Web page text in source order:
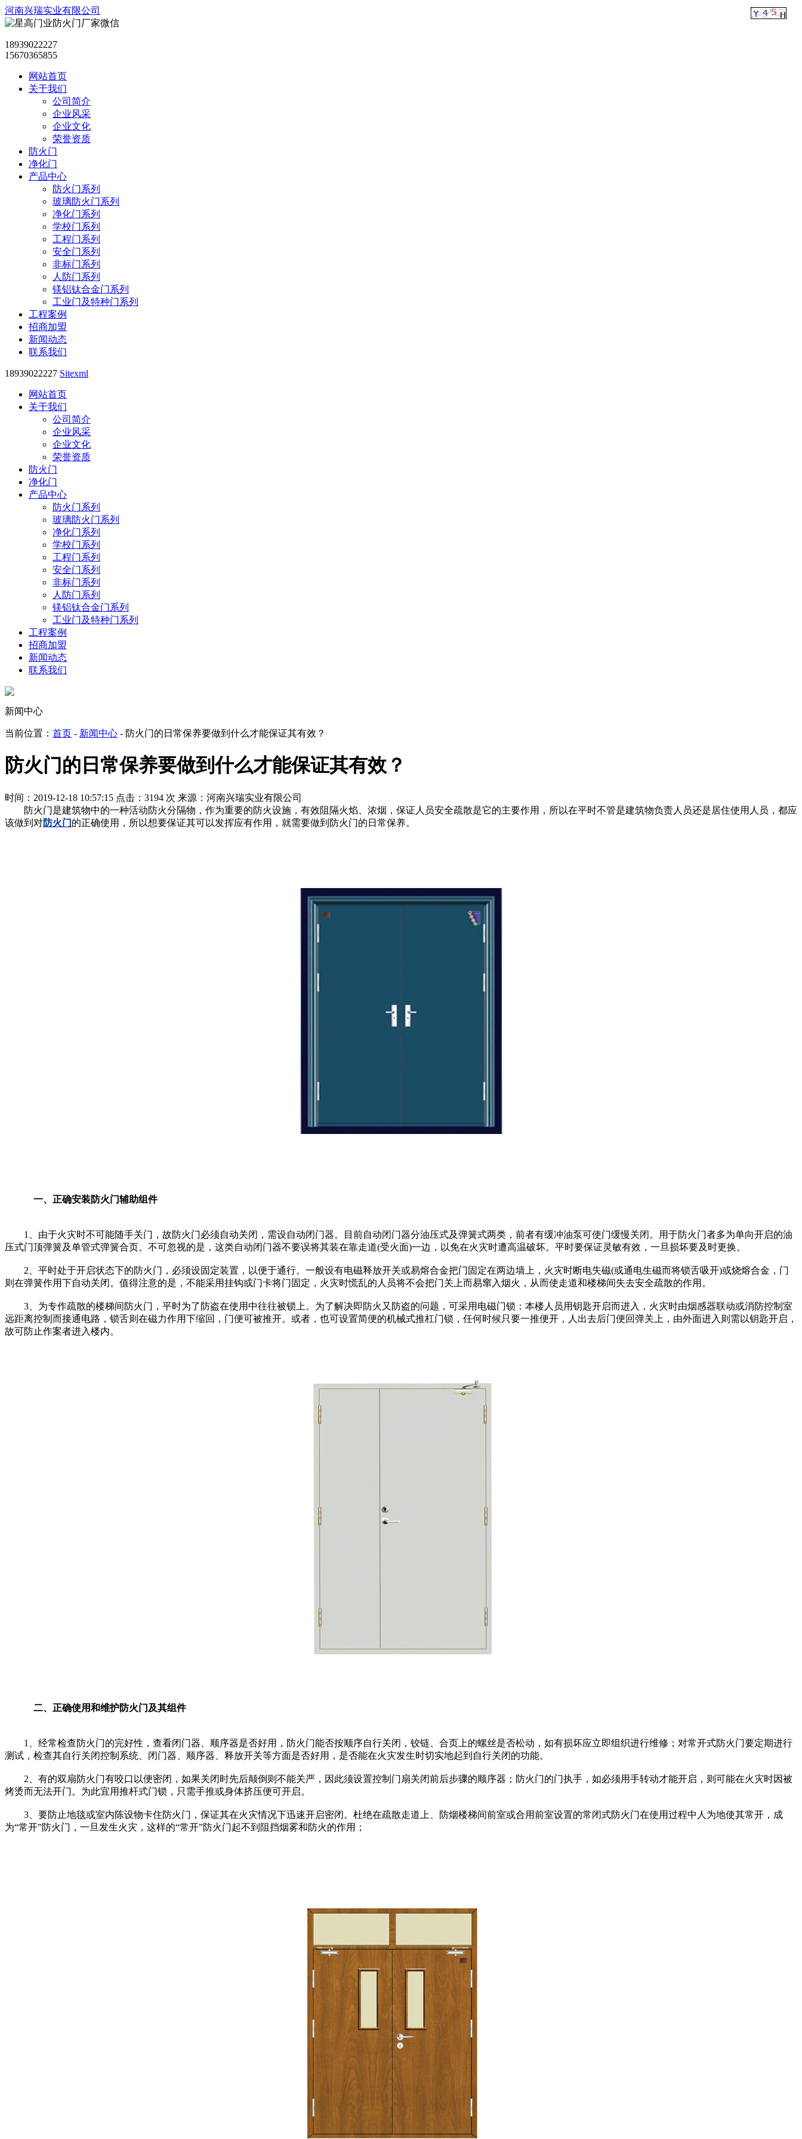
河南兴瑞实业有限公司
18939022227
15670365855
网站首页
关于我们
公司简介
企业风采
企业文化
荣誉资质
防火门
净化门
产品中心
防火门系列
玻璃防火门系列
净化门系列
学校门系列
工程门系列
安全门系列
非标门系列
人防门系列
镁铝钛合金门系列
工业门及特种门系列
工程案例
招商加盟
新闻动态
联系我们
18939022227 Sitexml
网站首页
关于我们
公司简介
企业风采
企业文化
荣誉资质
防火门
净化门
产品中心
防火门系列
玻璃防火门系列
净化门系列
学校门系列
工程门系列
安全门系列
非标门系列
人防门系列
镁铝钛合金门系列
工业门及特种门系列
工程案例
招商加盟
新闻动态
联系我们
新闻中心
当前位置： 首页 - 新闻中心 - 防火门的日常保养要做到什么才能保证其有效？
防火门的日常保养要做到什么才能保证其有效？
时间：2019-12-18 10:57:15 点击：3194 次 来源：河南兴瑞实业有限公司
防火门是建筑物中的一种活动防火分隔物，作为重要的防火设施，有效阻隔火焰、浓烟，保证人员安全疏散是它的主要作用，所以在平时不管是建筑物负责人员还是居住使用人员，都应
该做到对防火门 的正确使用，所以想要保证其可以发挥应有作用，就需要做到防火门的日常保养。
一、正确安装防火门辅助组件
1、由于火灾时不可能随手关门，故防火门必须自动关闭，需设自动闭门器。目前自动闭门器分油压式及弹簧式两类，前者有缓冲油泵可使门缓慢关闭。用于防火门者多为单向开启的油
压式门顶弹簧及单管式弹簧合页。不可忽视的是，这类自动闭门器不要误将其装在靠走道(受火面)一边，以免在火灾时遭高温破坏。平时要保证灵敏有效，一旦损坏要及时更换。
2、平时处于开启状态下的防火门，必须设固定装置，以便于通行。一般设有电磁释放开关或易熔合金把门固定在两边墙上，火灾时断电失磁(或通电生磁而将锁舌吸开)或烧熔合金，门
则在弹簧作用下自动关闭。值得注意的是，不能采用挂钩或门卡将门固定，火灾时慌乱的人员将不会把门关上而易窜入烟火，从而使走道和楼梯间失去安全疏散的作用。
3、为专作疏散的楼梯间防火门，平时为了防盗在使用中往往被锁上。为了解决即防火又防盗的问题，可采用电磁门锁：本楼人员用钥匙开启而进入，火灾时由烟感器联动或消防控制室
远距离控制而接通电路，锁舌则在磁力作用下缩回，门便可被推开。或者，也可设置简便的机械式推杠门锁，任何时候只要一推便开，人出去后门便回弹关上，由外面进入则需以钥匙开启，
故可防止作案者进入楼内。
二、正确使用和维护防火门及其组件
1、经常检查防火门的完好性，查看闭门器、顺序器是否好用，防火门能否按顺序自行关闭，铰链、合页上的螺丝是否松动，如有损坏应立即组织进行维修；对常开式防火门要定期进行
测试，检查其自行关闭控制系统、闭门器、顺序器、释放开关等方面是否好用，是否能在火灾发生时切实地起到自行关闭的功能。
2、有的双扇防火门有咬口以便密闭，如果关闭时先后颠倒则不能关严，因此须设置控制门扇关闭前后步骤的顺序器；防火门的门执手，如必须用手转动才能开启，则可能在火灾时因被
烤烫而无法开门。为此宜用推杆式门锁，只需手推或身体挤压便可开启。
3、要防止地毯或室内陈设物卡住防火门，保证其在火灾情况下迅速开启密闭。杜绝在疏散走道上、防烟楼梯间前室或合用前室设置的常闭式防火门在使用过程中人为地使其常开，成
为“常开”防火门，一旦发生火灾，这样的“常开”防火门起不到阻挡烟雾和防火的作用；